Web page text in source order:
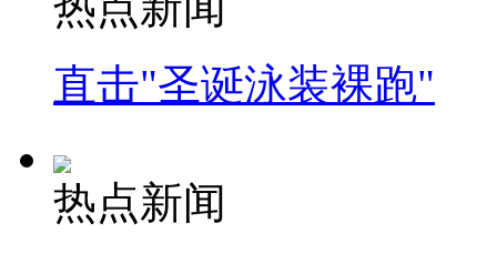
直击"圣诞泳装裸跑"
热点新闻